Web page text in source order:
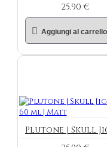
25,90 €
Aggiungi al carrello